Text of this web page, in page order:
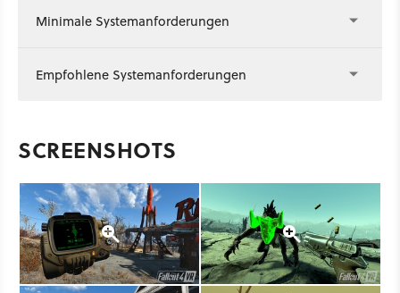
Minimale Systemanforderungen
Empfohlene Systemanforderungen
SCREENSHOTS